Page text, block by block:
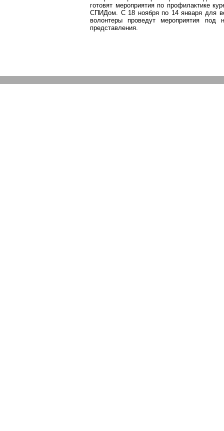
готовят мероприятия по профилактике
СПИДом. С 18 ноября по 14 января для
волонтеры проведут мероприятия под
представления.